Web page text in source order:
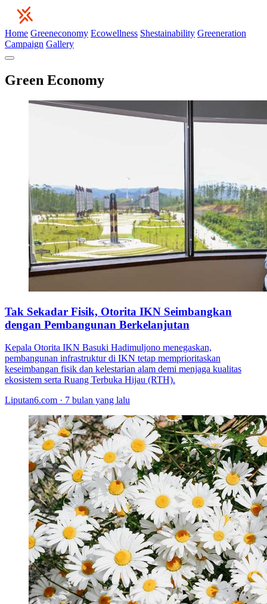
Home Greeneconomy Ecowellness Shestainability Greeneration
Campaign Gallery
Green Economy
Tak Sekadar Fisik, Otorita IKN Seimbangkan
dengan Pembangunan Berkelanjutan
Kepala Otorita IKN Basuki Hadimuljono menegaskan,
pembangunan infrastruktur di IKN tetap memprioritaskan
keseimbangan fisik dan kelestarian alam demi menjaga kualitas
ekosistem serta Ruang Terbuka Hijau (RTH).
Liputan6.com · 7 bulan yang lalu